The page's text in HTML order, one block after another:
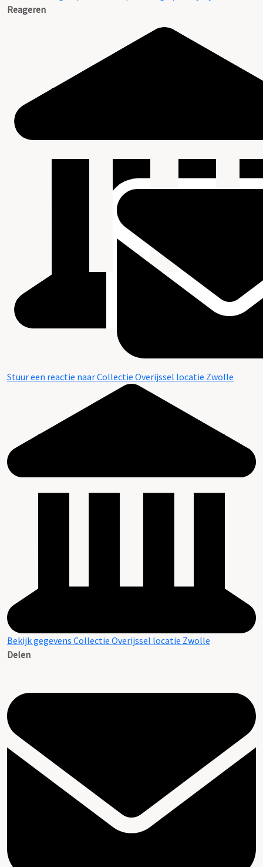
Reageren
Stuur een reactie naar Collectie Overijssel locatie Zwolle
Bekijk gegevens Collectie Overijssel locatie Zwolle
Delen